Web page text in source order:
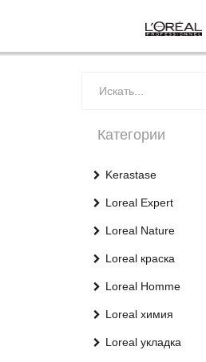
Категории
Kerastase
Loreal Expert
Loreal Nature
Loreal краска
Loreal Homme
Loreal химия
Loreal укладка